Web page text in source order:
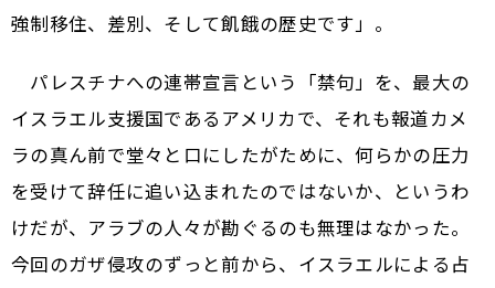
強制移住、差別、そして飢餓の歴史です」。
パレスチナへの連帯宣言という「禁句」を、最大の
イスラエル支援国であるアメリカで、それも報道カメ
ラの真ん前で堂々と口にしたがために、何らかの圧力
を受けて辞任に追い込まれたのではないか、というわ
けだが、アラブの人々が勘ぐるのも無理はなかった。
今回のガザ侵攻のずっと前から、イスラエルによる占